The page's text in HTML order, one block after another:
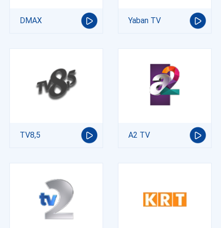
DMAX Yaban TV
TV8,5 A2 TV